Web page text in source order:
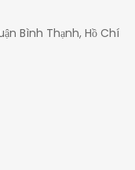
Bình Thạnh, Hồ Chí